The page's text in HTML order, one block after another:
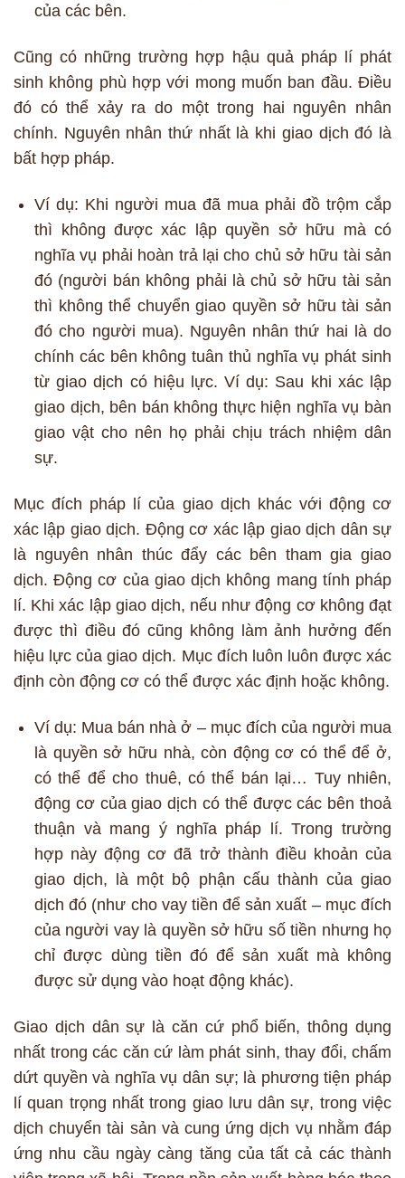
của các bên.
Cũng có những trường hợp hậu quả pháp lí phát
sinh không phù hợp với mong muốn ban đầu. Điều
đó có thể xảy ra do một trong hai nguyên nhân
chính. Nguyên nhân thứ nhất là khi giao dịch đó là
bất hợp pháp.
Ví dụ: Khi người mua đã mua phải đồ trộm cắp
thì không được xác lập quyền sở hữu mà có
nghĩa vụ phải hoàn trả lại cho chủ sở hữu tài sản
đó (người bán không phải là chủ sở hữu tài sản
thì không thể chuyển giao quyền sở hữu tài sản
đó cho người mua). Nguyên nhân thứ hai là do
chính các bên không tuân thủ nghĩa vụ phát sinh
từ giao dịch có hiệu lực. Ví dụ: Sau khi xác lập
giao dịch, bên bán không thực hiện nghĩa vụ bàn
giao vật cho nên họ phải chịu trách nhiệm dân
sự.
Mục đích pháp lí của giao dịch khác với động cơ
xác lập giao dịch. Động cơ xác lập giao dịch dân sự
là nguyên nhân thúc đẩy các bên tham gia giao
dịch. Động cơ của giao dịch không mang tính pháp
lí. Khi xác lập giao dịch, nếu như động cơ không đạt
được thì điều đó cũng không làm ảnh hưởng đến
hiệu lực của giao dịch. Mục đích luôn luôn được xác
định còn động cơ có thể được xác định hoặc không.
Ví dụ: Mua bán nhà ở – mục đích của người mua
là quyền sở hữu nhà, còn động cơ có thể để ở,
có thể để cho thuê, có thể bán lại… Tuy nhiên,
động cơ của giao dịch có thể được các bên thoả
thuận và mang ý nghĩa pháp lí. Trong trường
hợp này động cơ đã trở thành điều khoản của
giao dịch, là một bộ phận cấu thành của giao
dịch đó (như cho vay tiền để sản xuất – mục đích
của người vay là quyền sở hữu số tiền nhưng họ
chỉ được dùng tiền đó để sản xuất mà không
được sử dụng vào hoạt động khác).
Giao dịch dân sự là căn cứ phổ biến, thông dụng
nhất trong các căn cứ làm phát sinh, thay đổi, chấm
dứt quyền và nghĩa vụ dân sự; là phương tiện pháp
lí quan trọng nhất trong giao lưu dân sự, trong việc
dịch chuyển tài sản và cung ứng dịch vụ nhằm đáp
ứng nhu cầu ngày càng tăng của tất cả các thành